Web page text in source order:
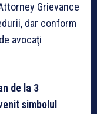
Grievance
dar conform
avocaţi
de la 3
simbolul